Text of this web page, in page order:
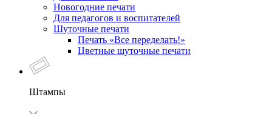
Новогодние печати
Для педагогов и воспитателей
Шуточные печати
Печать «Все переделать!»
Цветные шуточные печати
Штампы